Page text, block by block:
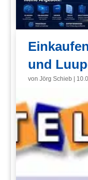
und
vonJörg Schieb